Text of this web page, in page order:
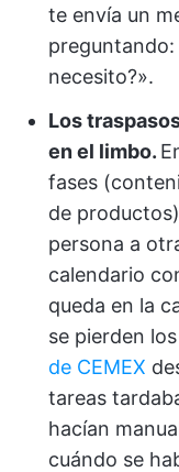
te envía un
preguntando:
necesito?».
Los
en el limbo.
fases
de
persona a
calendario
queda en la
se pierden
de CEMEX
tareas
hacían
cuándo se